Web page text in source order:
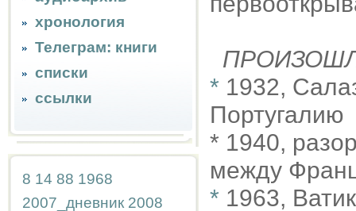
хронология
Телеграм: книги
списки
ссылки
8 14 88 1968
2007_дневник 2008
* 1932,
Португалию
* 1940,
между
* 1963,